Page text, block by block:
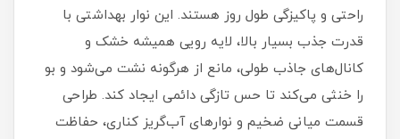
راحتی و پاکیزگی طول روز هستند. این نوار بهداشتی با
قدرت جذب بسیار بالا، لایه رویی همیشه خشک و
کانال‌های جاذب طولی، مانع از هرگونه نشت می‌شود و بو
را خنثی می‌کند تا حس تازگی دائمی ایجاد کند. طراحی
قسمت میانی ضخیم و نوارهای آب‌گریز کناری، حفاظت